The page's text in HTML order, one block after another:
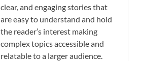
clear, and engaging stories that
are easy to understand and hold
the reader’s interest making
complex topics accessible and
relatable to a larger audience.